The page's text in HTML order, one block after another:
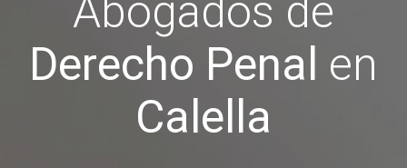
Abogados de
Derecho Penal en
Calella